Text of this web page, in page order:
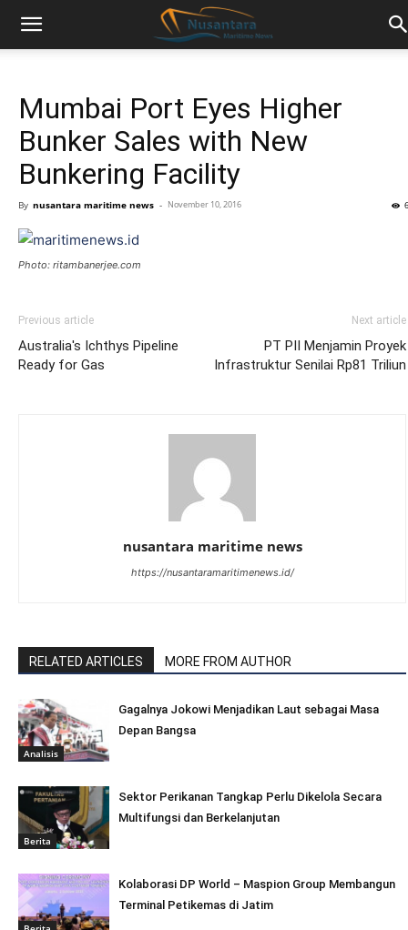
Mumbai Port Eyes Higher
Bunker Sales with New
Bunkering Facility
By nusantara maritime news - November 10, 2016
Photo: ritambanerjee.com
Previous article
Australia's Ichthys Pipeline
Ready for Gas
Next article
PT PII Menjamin Proyek
Infrastruktur Senilai Rp81 Triliun
nusantara maritime news
https://nusantaramaritimenews.id/
RELATED ARTICLES MORE FROM AUTHOR
Analisis
Gagalnya Jokowi Menjadikan Laut sebagai Masa
Depan Bangsa
Berita
Sektor Perikanan Tangkap Perlu Dikelola Secara
Multifungsi dan Berkelanjutan
Kolaborasi DP World – Maspion Group Membangun
Terminal Petikemas di Jatim